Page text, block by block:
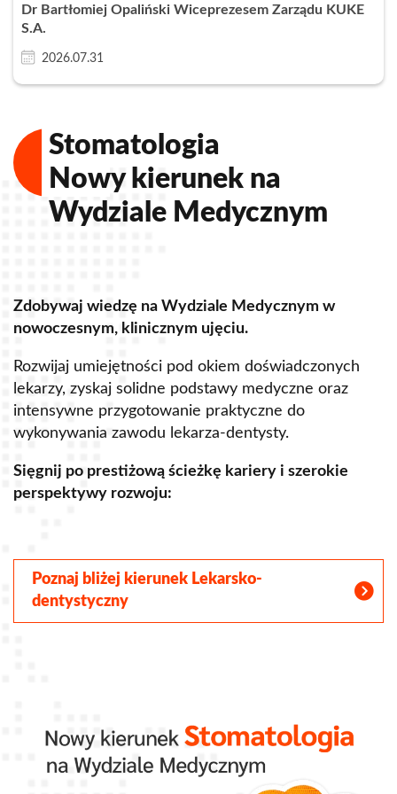
Dr Bartłomiej Opaliński Wiceprezesem Zarządu KUKE
S.A.
2026.07.31
Stomatologia
Nowy kierunek na
Wydziale Medycznym
Zdobywaj wiedzę na Wydziale Medycznym w
nowoczesnym, klinicznym ujęciu.
Rozwijaj umiejętności pod okiem doświadczonych
lekarzy, zyskaj solidne podstawy medyczne oraz
intensywne przygotowanie praktyczne do
wykonywania zawodu lekarza-dentysty.
Sięgnij po prestiżową ścieżkę kariery i szerokie
perspektywy rozwoju:
Poznaj bliżej kierunek Lekarsko-
dentystyczny